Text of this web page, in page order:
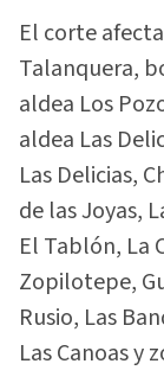
El corte
Talanquera,
aldea Los
aldea Las
Las Delicias,
de las Joyas,
El Tablón, La
Zopilotepe,
Rusio, Las
Las Canoas y